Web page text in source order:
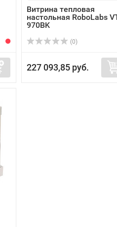
Витрина тепловая
настольная RoboLabs
970BK
(0)
227 093,85 руб.